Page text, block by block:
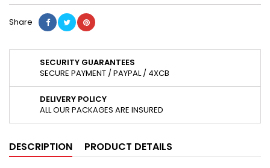
Share
SECURITY GUARANTEES
SECURE PAYMENT / PAYPAL / 4XCB
DELIVERY POLICY
ALL OUR PACKAGES ARE INSURED
DESCRIPTION PRODUCT DETAILS